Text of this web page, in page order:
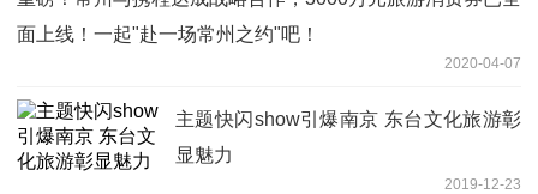
面上线！一起"赴一场常州之约"吧！
2020-04-07
主题快闪show引爆南京 东台文化旅游彰
显魅力
2019-12-23